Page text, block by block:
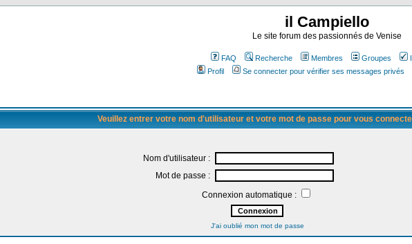
il Campiello
Le site forum des passionnés de Venise
FAQ Recherche Membres Groupes
Profil
Se connecter pour vérifier ses messages privés
Veuillez entrer votre nom d'utilisateur et votre mot de passe pour vous
Nom d'utilisateur :
Mot de passe :
Connexion automatique :
J'ai oublié mon mot de passe